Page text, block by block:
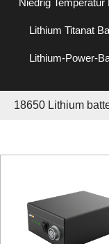
Niedrig Temperatur
Lithium Titanat
Lithium-Power-
18650 Lithium